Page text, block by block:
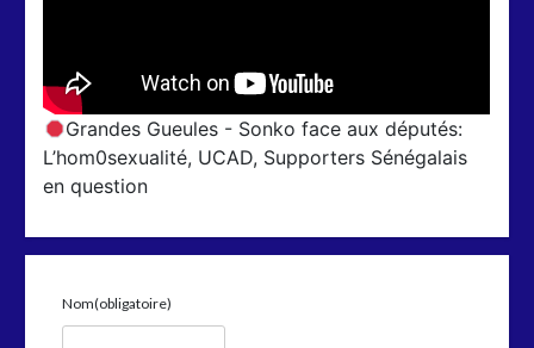
Grandes Gueules - Sonko face aux députés:
L’hom0sexualité, UCAD, Supporters Sénégalais
en question
Nom(obligatoire)